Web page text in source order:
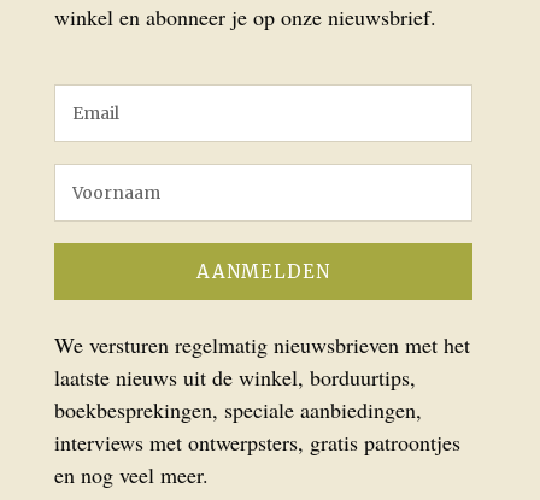
winkel en abonneer je op onze nieuwsbrief.
We versturen regelmatig nieuwsbrieven met het
laatste nieuws uit de winkel, borduurtips,
boekbesprekingen, speciale aanbiedingen,
interviews met ontwerpsters, gratis patroontjes
en nog veel meer.